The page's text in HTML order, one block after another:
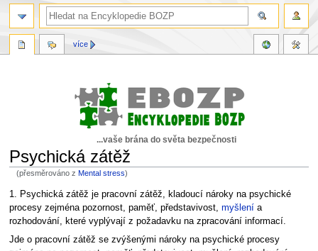
...vaše brána do světa bezpečnosti
Psychická zátěž
(přesměrováno z Mental stress)
Skočit
na
navigaci
Skočit
na
vyhledávání
1. Psychická zátěž je pracovní zátěž, kladoucí nároky na psychické
procesy zejména pozornost, paměť, představivost, myšlení a
rozhodování, které vyplývají z požadavku na zpracování informací.
Jde o pracovní zátěž se zvýšenými nároky na psychické procesy
více